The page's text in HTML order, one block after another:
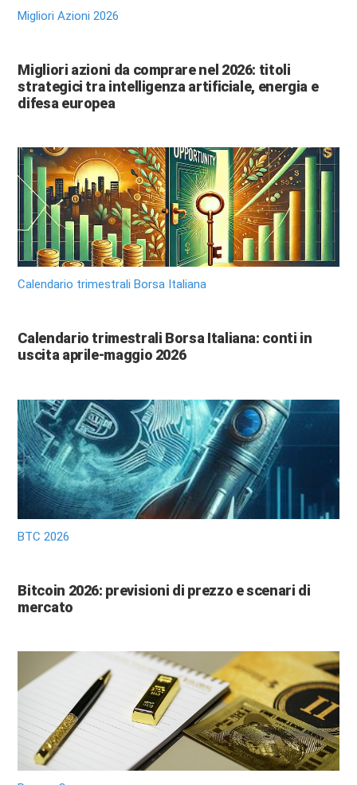
Migliori Azioni 2026
Migliori azioni da comprare nel 2026: titoli
strategici tra intelligenza artificiale, energia e
difesa europea
Calendario trimestrali Borsa Italiana
Calendario trimestrali Borsa Italiana: conti in
uscita aprile-maggio 2026
BTC 2026
Bitcoin 2026: previsioni di prezzo e scenari di
mercato